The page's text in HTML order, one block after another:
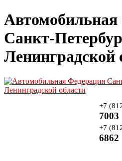
Санкт-
Ленинградской
+7
7003
+7
6862